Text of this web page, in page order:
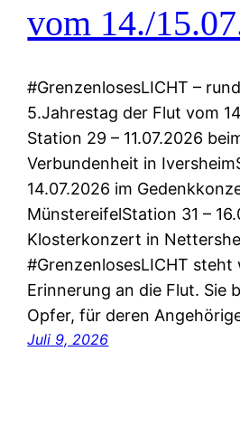
vom 14./
#GrenzenlosesLICHT –
5.Jahrestag der Flut vom
Station 29 – 11.07.2026
Verbundenheit in
14.07.2026 im
MünstereifelStation 31 –
Klosterkonzert in
#GrenzenlosesLICHT
Erinnerung an die Flut. Sie
Opfer, für deren
Juli 9, 2026